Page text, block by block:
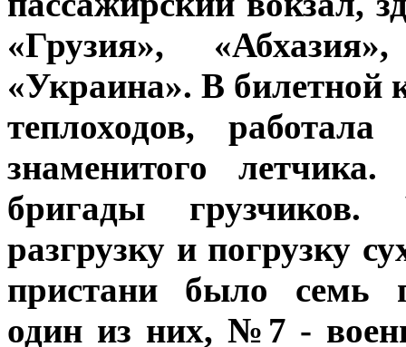
«Грузия»,
«Украина». В билетной
теплоходов,
знаменитого
бригады грузчиков.
разгрузку и погрузку
пристани было семь
один из них, №7 -